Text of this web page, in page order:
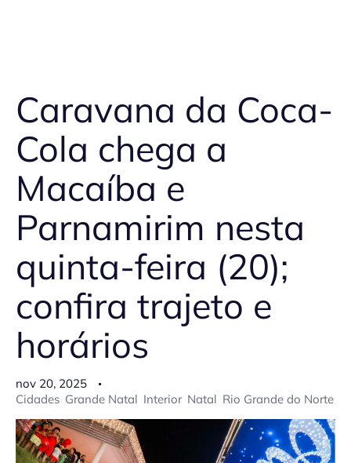
Caravana da Coca-
Cola chega a
Macaíba e
Parnamirim nesta
quinta-feira (20);
confira trajeto e
horários
nov 20, 2025
Cidades Grande Natal Interior Natal Rio Grande do Norte